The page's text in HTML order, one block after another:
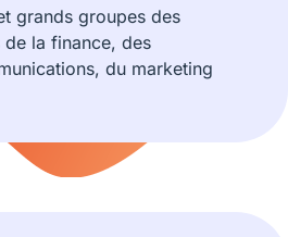
grands groupes des
de la finance, des
du marketing